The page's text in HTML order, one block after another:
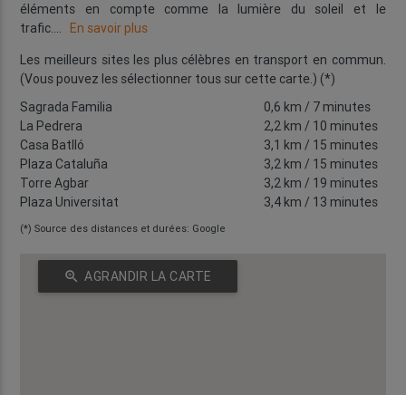
éléments en compte comme la lumière du soleil et le
trafic.... En savoir plus
Les meilleurs sites les plus célèbres en transport en commun.
(Vous pouvez les sélectionner tous sur cette carte.) (*)
Sagrada Familia
0,6 km / 7 minutes
La Pedrera
2,2 km / 10 minutes
Casa Batlló
3,1 km / 15 minutes
Plaza Cataluña
3,2 km / 15 minutes
Torre Agbar
3,2 km / 19 minutes
Plaza Universitat
3,4 km / 13 minutes
(*) Source des distances et durées: Google
zoom_in AGRANDIR LA CARTE